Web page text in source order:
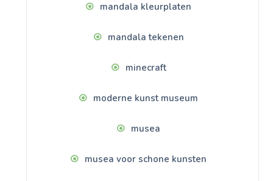
mandala kleurplaten
mandala tekenen
minecraft
moderne kunst museum
musea
musea voor schone kunsten